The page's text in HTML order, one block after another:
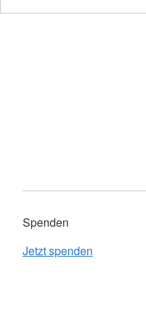
Spenden
Jetzt spenden